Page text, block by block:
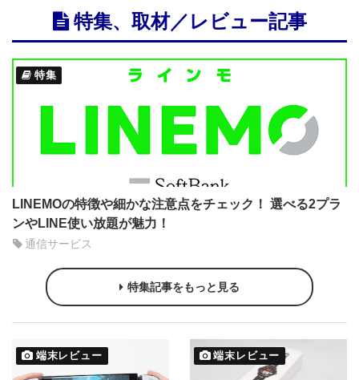
特集、取材／レビュー記事
特集
LINEMOの特徴や細かな注意点をチェック！ 選べる2プラ
ンやLINE使い放題が魅力！
通信サービス
特集記事をもっと見る
端末レビュー 端末レビュー